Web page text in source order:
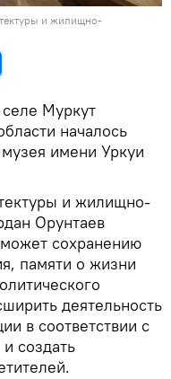
и жилищно-
Муркут
началось
имени Уркуи
и жилищно-
Орунтаев
сохранению
памяти о жизни
деятельность
в соответствии с
создать